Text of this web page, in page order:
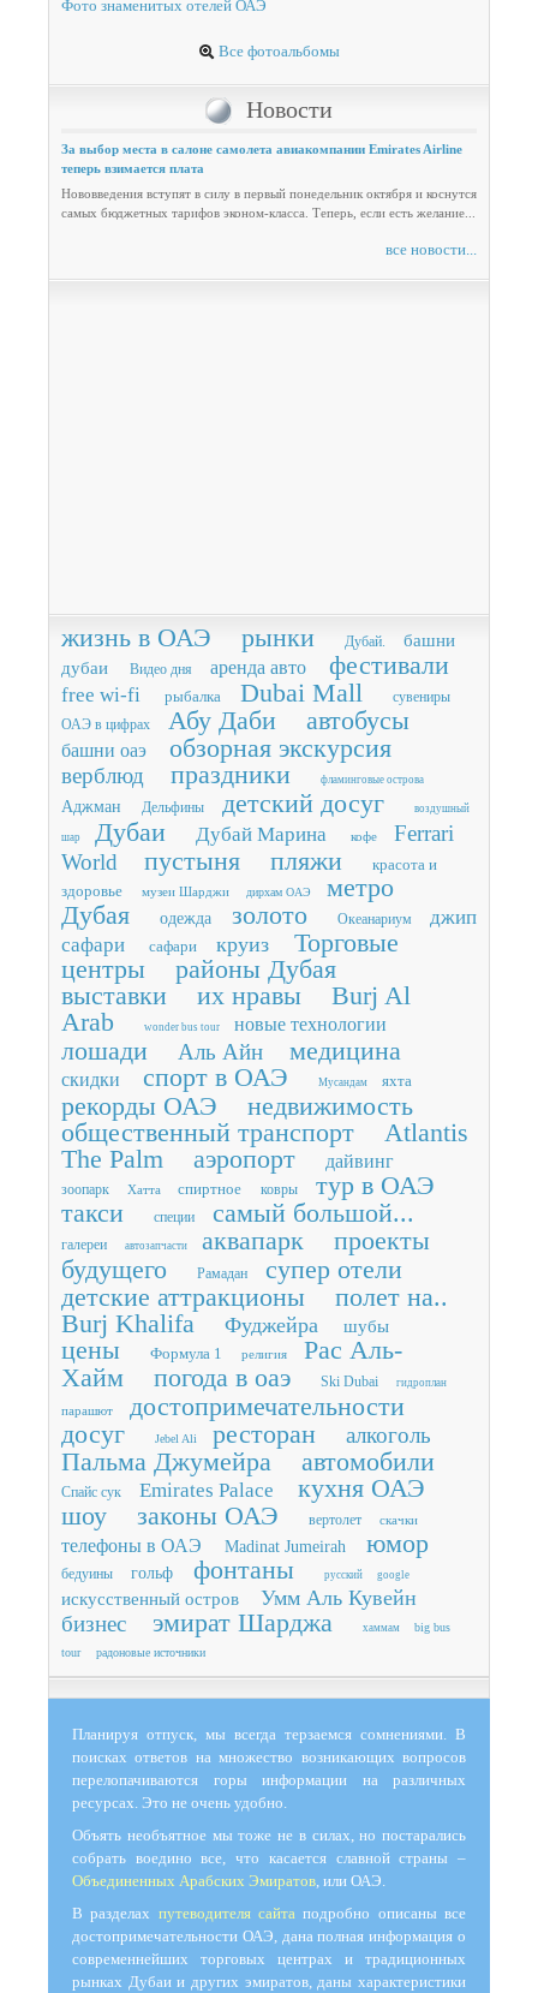
Фото знаменитых отелей ОАЭ
Все фотоальбомы
Новости
За выбор места в салоне самолета авиакомпании Emirates Airline
теперь взимается плата
Нововведения вступят в силу в первый понедельник октября и коснутся
самых бюджетных тарифов эконом-класса. Теперь, если есть желание...
все новости...
жизнь в ОАЭ рынки Дубай.
башни
дубаи
Видео дня аренда авто фестивали
free wi-fi рыбалка Dubai Mall
сувениры
ОАЭ в цифрах
Абу Даби автобусы
башни оаэ обзорная экскурсия
верблюд праздники фламинговые острова
Аджман Дельфины детский досуг воздушный
шар Дубаи Дубай Марина кофе
Ferrari
World
пустыня пляжи
красота и
здоровье
музеи Шарджи дирхам ОАЭ
метро
Дубая
одежда золото Океанариум
джип
сафари
сафари круиз
Торговые
центры
районы Дубая
выставки
их нравы
Burj Al
Arab
wonder bus tour новые технологии
лошади Аль Айн медицина
скидки спорт в ОАЭ Мусандам яхта
рекорды ОАЭ
недвижимость
общественный транспорт
Atlantis
The Palm
аэропорт дайвинг
зоопарк Хатта спиртное ковры
тур в ОАЭ
такси
специи самый большой...
галереи автозапчасти аквапарк
проекты
будущего
Рамадан
супер отели
детские аттракционы
полет на..
Burj Khalifa
Фуджейра шубы
цены Формула 1 религия
Рас Аль-
Хайм
погода в оаэ Ski Dubai гидроплан
парашют
достопримечательности
досуг
Jebel Ali ресторан алкоголь
Пальма Джумейра автомобили
Спайс сук Emirates Palace
кухня ОАЭ
шоу
законы ОАЭ вертолет скачки
телефоны в ОАЭ Madinat Jumeirah юмор
бедуины гольф фонтаны русский google
искусственный остров Умм Аль Кувейн
бизнес эмират Шарджа хаммам
big bus
tour
радоновые источники
Планируя отпуск, мы всегда терзаемся сомнениями. В
поисках ответов на множество возникающих вопросов
перелопачиваются горы информации на различных
ресурсах. Это не очень удобно.
Объять необъятное мы тоже не в силах, но постарались
собрать воедино все, что касается славной страны –
Объединенных Арабских Эмиратов , или ОАЭ.
В разделах путеводителя сайта подробно описаны все
достопримечательности ОАЭ, дана полная информация о
современнейших торговых центрах и традиционных
рынках Дубаи и других эмиратов, даны характеристики